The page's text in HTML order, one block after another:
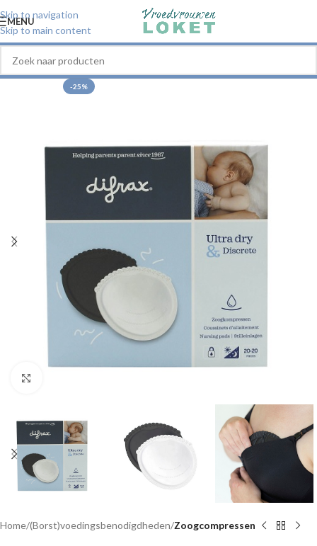
Skip to navigation
Skip to main content
MENU
-25%
Home (Borst)voedingsbenodigdheden Zoogcompressen